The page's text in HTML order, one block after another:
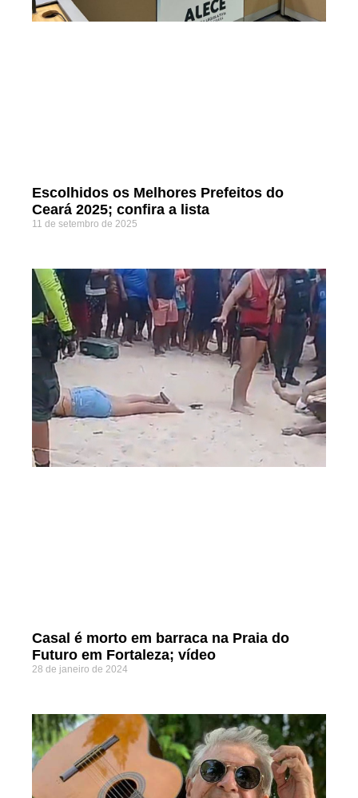
Escolhidos os Melhores Prefeitos do
Ceará 2025; confira a lista
11 de setembro de 2025
Casal é morto em barraca na Praia do
Futuro em Fortaleza; vídeo
28 de janeiro de 2024